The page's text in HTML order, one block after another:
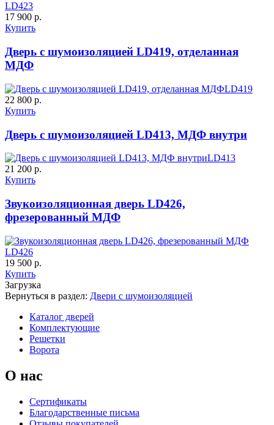
К-35 С
К-36 46 30 К-36 Н
К-36 С
C67 C68
C71 C72
LD423
17 900 р.
Купить
Дверь с шумоизоляцией LD419, отделанная
МДФ
LD419
22 800 р.
Купить
Дверь с шумоизоляцией LD413, МДФ внутри
LD413
21 200 р.
Купить
Звукоизоляционная дверь LD426,
фрезерованный МДФ
LD426
19 500 р.
Купить
Загрузка
Вернуться в раздел: Двери с шумоизоляцией
Каталог дверей
Комплектующие
Решетки
Ворота
О нас
Сертификаты
Благодарственные письма